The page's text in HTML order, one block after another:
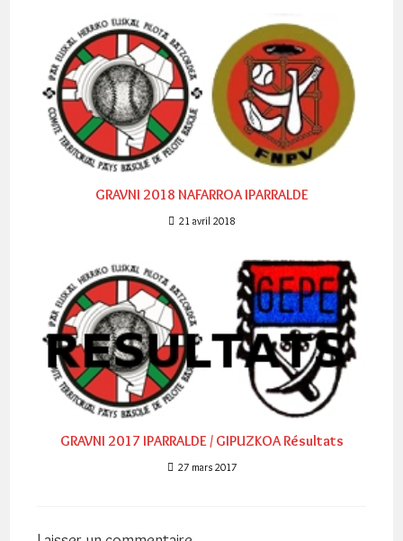
GRAVNI 2018 NAFARROA IPARRALDE
21 avril 2018
GRAVNI 2017 IPARRALDE / GIPUZKOA Résultats
27 mars 2017